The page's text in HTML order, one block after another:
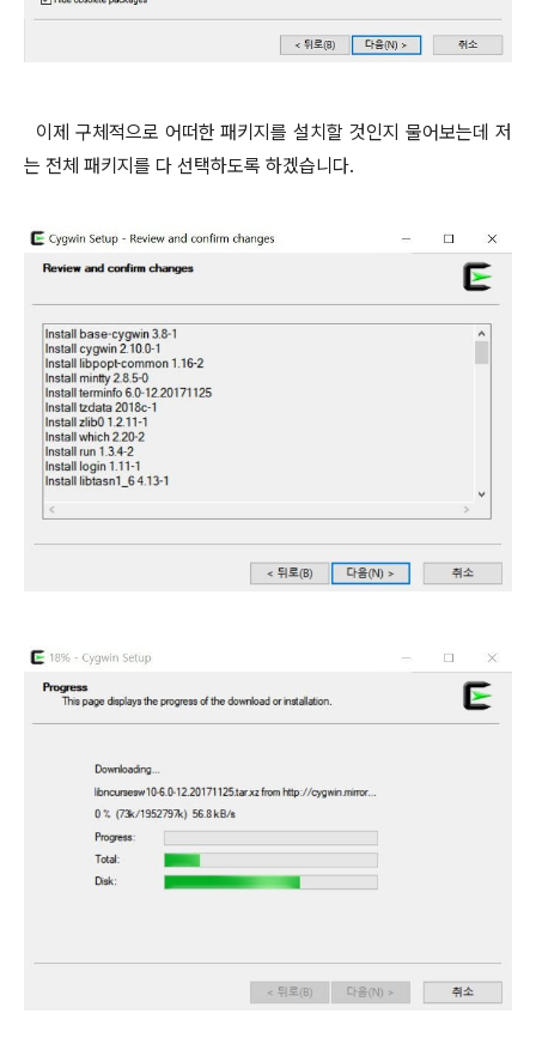
이제 구체적으로 어떠한 패키지를 설치할 것인지 물어보는데 저
는 전체 패키지를 다 선택하도록 하겠습니다.